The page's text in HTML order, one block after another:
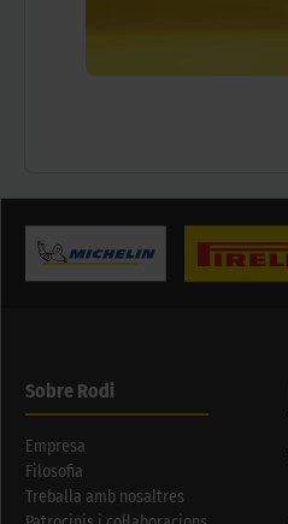
Sobre Rodi
Empresa
Filosofia
Treballa amb nosaltres